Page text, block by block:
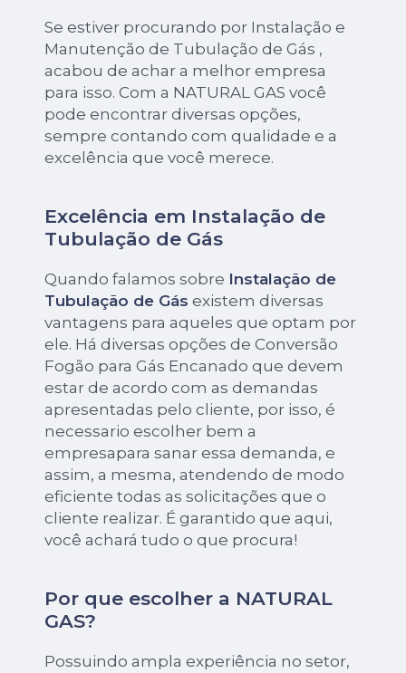
Se estiver procurando por Instalação e
Manutenção de Tubulação de Gás ,
acabou de achar a melhor empresa
para isso. Com a NATURAL GAS você
pode encontrar diversas opções,
sempre contando com qualidade e a
excelência que você merece.
Excelência em Instalação de
Tubulação de Gás
Quando falamos sobre Instalação de
Tubulação de Gás existem diversas
vantagens para aqueles que optam por
ele. Há diversas opções de Conversão
Fogão para Gás Encanado que devem
estar de acordo com as demandas
apresentadas pelo cliente, por isso, é
necessario escolher bem a
empresapara sanar essa demanda, e
assim, a mesma, atendendo de modo
eficiente todas as solicitações que o
cliente realizar. É garantido que aqui,
você achará tudo o que procura!
Por que escolher a NATURAL
GAS?
Possuindo ampla experiência no setor,